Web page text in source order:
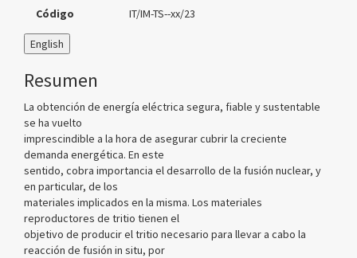
Código IT/IM-TS--xx/23
English
Resumen
La obtención de energía eléctrica segura, fiable y sustentable
se ha vuelto
imprescindible a la hora de asegurar cubrir la creciente
demanda energética. En este
sentido, cobra importancia el desarrollo de la fusión nuclear, y
en particular, de los
materiales implicados en la misma. Los materiales
reproductores de tritio tienen el
objetivo de producir el tritio necesario para llevar a cabo la
reacción de fusión in situ, por